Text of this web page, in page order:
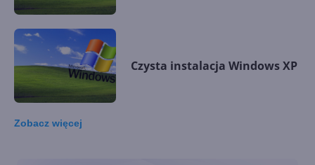
Czysta instalacja Windows XP
Zobacz więcej